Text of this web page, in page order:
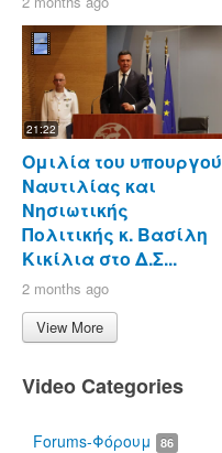
21:22
Ομιλία του υπουργού
Ναυτιλίας και
Νησιωτικής
Πολιτικής κ. Βασίλη
Κικίλια στο Δ.Σ...
2 months ago
View More
Video Categories
Forums-Φόρουμ 86